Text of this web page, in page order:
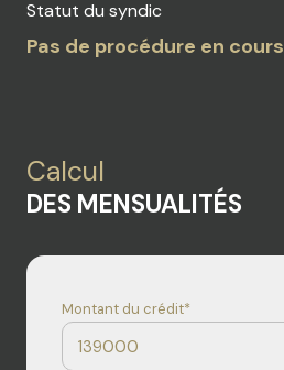
Statut du syndic
Pas de procédure en cours
Calcul
DES MENSUALITÉS
Montant du crédit*